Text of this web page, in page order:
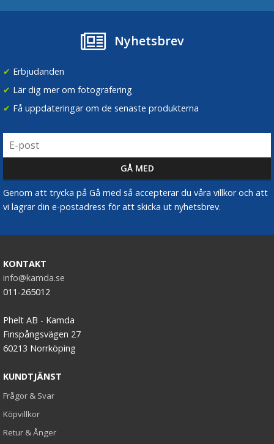
Nyhetsbrev
✔ Erbjudanden
✔ Lär dig mer om fotografering
✔ Få uppdateringar om de senaste produkterna
Genom att trycka på Gå med så accepterar du våra villkor och att
vi lagrar din e-postadress för att skicka ut nyhetsbrev.
KONTAKT
info@kamda.se
011-265012
Phelt AB - Kamda
Finspångsvägen 27
60213 Norrköping
KUNDTJÄNST
Frågor & Svar
Köpvillkor
Retur & Ånger